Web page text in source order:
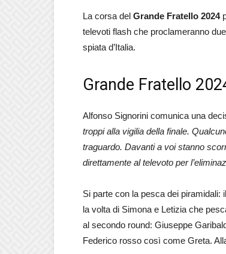
La corsa del Grande Fratello 2024
televoti flash che proclameranno
spiata d’Italia.
Grande Fratello
Alfonso Signorini comunica una
troppi alla vigilia della finale.
traguardo. Davanti a voi stanno
direttamente al televoto per
Si parte con la pesca dei
la volta di Simona e Letizia che
al secondo round: Giuseppe
Federico rosso così come Greta.